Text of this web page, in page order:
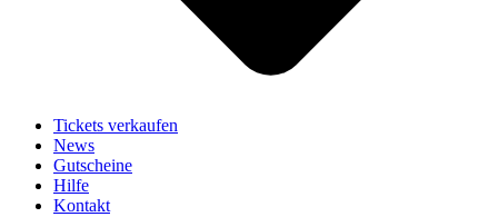
Tickets verkaufen
News
Gutscheine
Hilfe
Kontakt